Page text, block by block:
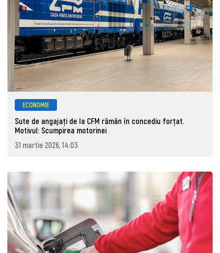
ECONOMIE
Sute de angajaţi de la CFM rămân în concediu forţat.
Motivul: Scumpirea motorinei
31 martie 2026, 14:03